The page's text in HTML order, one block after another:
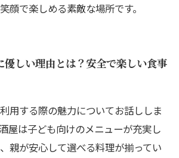
顔で楽しめる素敵な場所です。
優しい理由とは？安全で楽しい食事
用する際の魅力についてお話ししま
屋は子ども向けのメニューが充実し
親が安心して選べる料理が揃ってい